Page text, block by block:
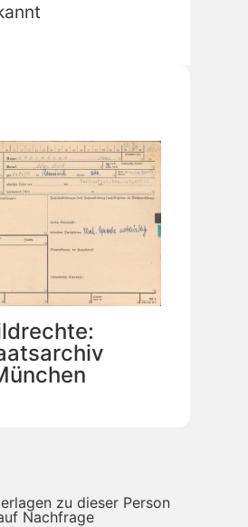
zu dieser Person
Nachfrage